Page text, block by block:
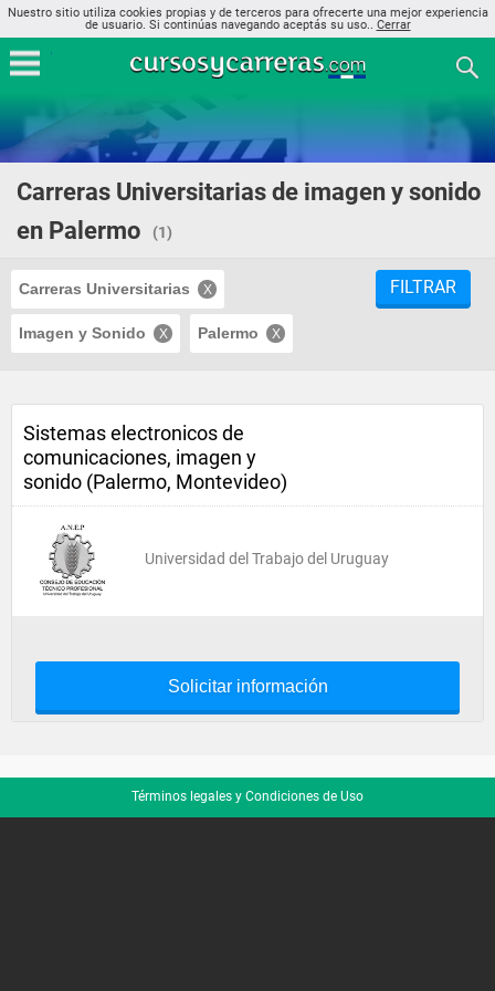
Nuestro sitio utiliza cookies propias y de terceros para ofrecerte una mejor experiencia
de usuario. Si continúas navegando aceptás su uso.. Cerrar
Carreras Universitarias de imagen y sonido
en Palermo
(1)
Carreras Universitarias
Imagen y Sonido Palermo
FILTRAR
Sistemas electronicos de
comunicaciones, imagen y
sonido (Palermo, Montevideo)
Universidad del Trabajo del Uruguay
Solicitar información
Términos legales y Condiciones de Uso